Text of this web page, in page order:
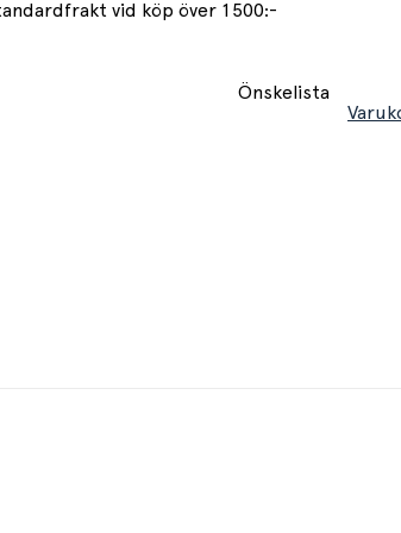
vid köp över 1500:-
Önskelista